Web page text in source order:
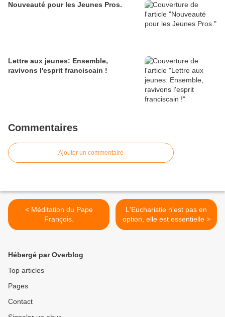
Nouveauté pour les Jeunes Pros.
Lettre aux jeunes: Ensemble,
ravivons l'esprit franciscain !
Commentaires
Ajouter un commentaire
< Méditation du Pape
François.
L'Eucharistie n'est pas en
option, elle est essentielle >
Hébergé par Overblog
Top articles
Pages
Contact